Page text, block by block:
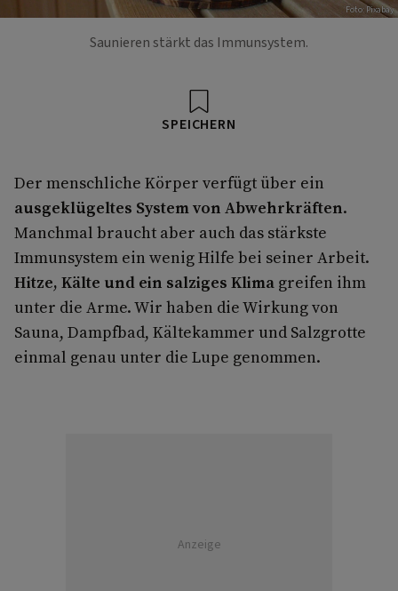
Foto: Pixabay
Saunieren stärkt das Immunsystem.
SPEICHERN
Der menschliche Körper verfügt über ein
ausgeklügeltes System von Abwehrkräften.
Manchmal braucht aber auch das stärkste
Immunsystem ein wenig Hilfe bei seiner Arbeit.
Hitze, Kälte und ein salziges Klima greifen ihm
unter die Arme. Wir haben die Wirkung von
Sauna, Dampfbad, Kältekammer und Salzgrotte
einmal genau unter die Lupe genommen.
Anzeige